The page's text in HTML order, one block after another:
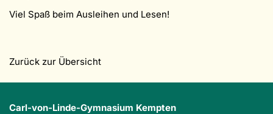
Viel Spaß beim Ausleihen und Lesen!
Zurück zur Übersicht
Carl-von-Linde-Gymnasium Kempten